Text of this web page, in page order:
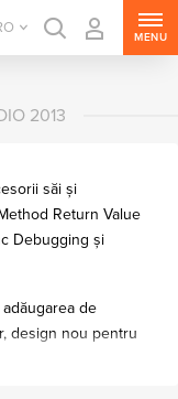
MENU
2013
săi și
Return Value
Debugging și
de
design nou pentru
derulare, ceea ce